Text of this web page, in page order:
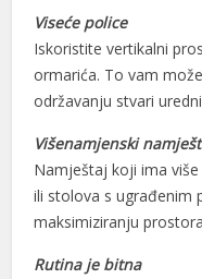
Viseće police
Iskoristite vertikalni
ormarića. To vam
održavanju stvari
Višenamjenski
Namještaj koji ima
ili stolova s ugrađenim
maksimiziranju
Rutina je bitna